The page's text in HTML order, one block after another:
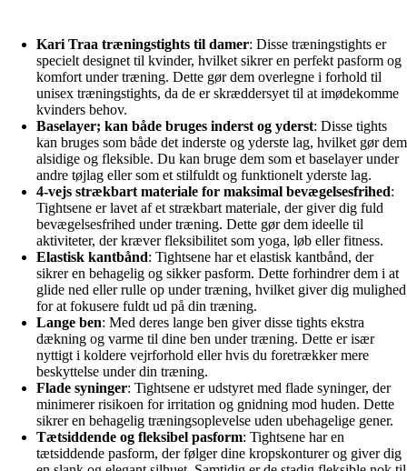
Kari Traa træningstights til damer: Disse træningstights er
specielt designet til kvinder, hvilket sikrer en perfekt pasform og
komfort under træning. Dette gør dem overlegne i forhold til
unisex træningstights, da de er skræddersyet til at imødekomme
kvinders behov.
Baselayer; kan både bruges inderst og yderst: Disse tights
kan bruges som både det inderste og yderste lag, hvilket gør dem
alsidige og fleksible. Du kan bruge dem som et baselayer under
andre tøjlag eller som et stilfuldt og funktionelt yderste lag.
4-vejs strækbart materiale for maksimal bevægelsesfrihed:
Tightsene er lavet af et strækbart materiale, der giver dig fuld
bevægelsesfrihed under træning. Dette gør dem ideelle til
aktiviteter, der kræver fleksibilitet som yoga, løb eller fitness.
Elastisk kantbånd: Tightsene har et elastisk kantbånd, der
sikrer en behagelig og sikker pasform. Dette forhindrer dem i at
glide ned eller rulle op under træning, hvilket giver dig mulighed
for at fokusere fuldt ud på din træning.
Lange ben: Med deres lange ben giver disse tights ekstra
dækning og varme til dine ben under træning. Dette er især
nyttigt i koldere vejrforhold eller hvis du foretrækker mere
beskyttelse under din træning.
Flade syninger: Tightsene er udstyret med flade syninger, der
minimerer risikoen for irritation og gnidning mod huden. Dette
sikrer en behagelig træningsoplevelse uden ubehagelige gener.
Tætsiddende og fleksibel pasform: Tightsene har en
tætsiddende pasform, der følger dine kropskonturer og giver dig